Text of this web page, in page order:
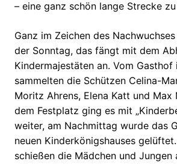
– eine ganz schön lange Strecke
Ganz im Zeichen des
der Sonntag, das fängt mit dem
Kindermajestäten an. Vom
sammelten die Schützen Celina-
Moritz Ahrens, Elena Katt und Max
dem Festplatz ging es mit
weiter, am Nachmittag wurde das
neuen Kinderkönigshauses
schießen die Mädchen und Jungen